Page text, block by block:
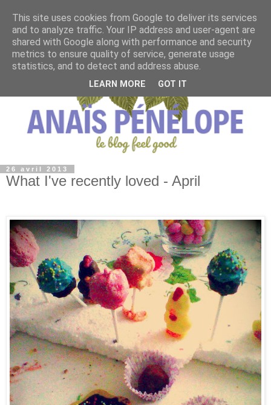
26 avril 2013
What I've recently loved - April
This site uses cookies from Google to deliver its services
and to analyze traffic. Your IP address and user-agent are
shared with Google along with performance and security
metrics to ensure quality of service, generate usage
statistics, and to detect and address abuse.
LEARN MORE GOT IT